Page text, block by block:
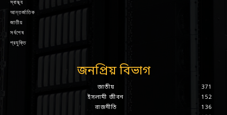
স্বাস্থ্য
আন্তর্জাতিক
জাতীয়
সর্বশেষ
প্রযুক্তি
জনপ্রিয় বিভাগ
জাতীয়
371
ইসলামী জীবন
152
রাজনীতি
136